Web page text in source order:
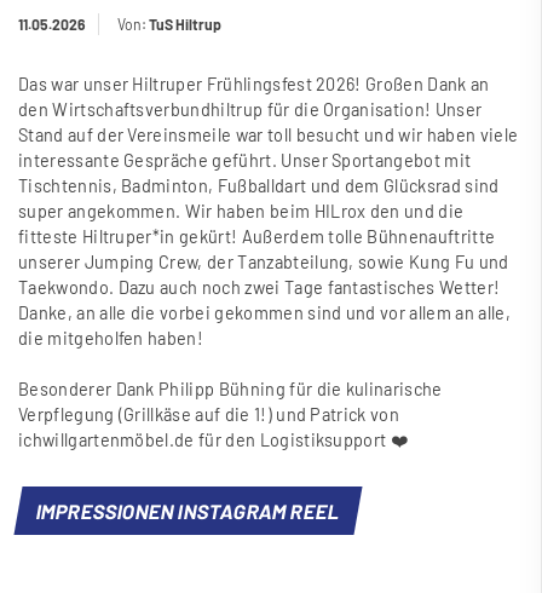
11.05.2026 Von: TuS Hiltrup
Das war unser Hiltruper Frühlingsfest 2026! Großen Dank an
den Wirtschaftsverbundhiltrup für die Organisation! Unser
Stand auf der Vereinsmeile war toll besucht und wir haben viele
interessante Gespräche geführt. Unser Sportangebot mit
Tischtennis, Badminton, Fußballdart und dem Glücksrad sind
super angekommen. Wir haben beim HILrox den und die
fitteste Hiltruper*in gekürt! Außerdem tolle Bühnenauftritte
unserer Jumping Crew, der Tanzabteilung, sowie Kung Fu und
Taekwondo. Dazu auch noch zwei Tage fantastisches Wetter!
Danke, an alle die vorbei gekommen sind und vor allem an alle,
die mitgeholfen haben!
Besonderer Dank Philipp Bühning für die kulinarische
Verpflegung (Grillkäse auf die 1!) und Patrick von
ichwillgartenmöbel.de für den Logistiksupport ❤️
IMPRESSIONEN INSTAGRAM REEL